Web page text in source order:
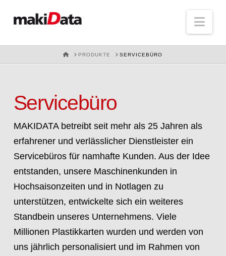
HOMEPRODUKTE SERVICEBÜRO
Servicebüro
MAKIDATA betreibt seit mehr als 25 Jahren als
erfahrener und verlässlicher Dienstleister ein
Servicebüros für namhafte Kunden. Aus der Idee
entstanden, unsere Maschinenkunden in
Hochsaisonzeiten und in Notlagen zu
unterstützen, entwickelte sich ein weiteres
Standbein unseres Unternehmens. Viele
Millionen Plastikkarten wurden und werden von
uns jährlich personalisiert und im Rahmen von